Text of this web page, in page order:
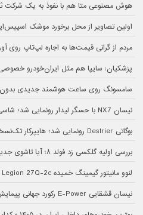
هوش مصنوعی متا هم با نفوذ به یک شرکت
اولین تصاویر از محل برخورد موشک
مردم از گرانی قیمت‌ها به اجاره لپ‌تاپ روی
پزشکیان: سایپا هم مثل ایران‌خودرو
سامسونگ روی ساعت هوشمند جدیدی بدون
نیسان NX7 با حسگر لیدار رونمایی شد؛ شاسی‌بلند جدید با همکاری دانگ‌فنگ چین
بوگاتی Destrier رونمایی شد؛ هایپرکار تک‌نسخه الهام‌گرفته از Bolide
بررسی اولیه گلکسی زد فولد ۸؛ آیا تاشوی جدید سامسونگ ارزش خرید دارد؟
لنوو مانیتور گیمینگ خمیده Legion 27Q-2c را با نرخ تازه‌سازی 240 هرتز معرفی کرد
نیسان قشقایی E-Power رکورد جهانی پیمایش با یک باک را ثبت کرد